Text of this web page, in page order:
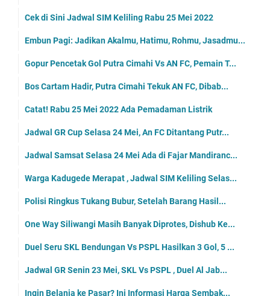
Cek di Sini Jadwal SIM Keliling Rabu 25 Mei 2022
Embun Pagi: Jadikan Akalmu, Hatimu, Rohmu, Jasadmu...
Gopur Pencetak Gol Putra Cimahi Vs AN FC, Pemain T...
Bos Cartam Hadir, Putra Cimahi Tekuk AN FC, Dibab...
Catat! Rabu 25 Mei 2022 Ada Pemadaman Listrik
Jadwal GR Cup Selasa 24 Mei, An FC Ditantang Putr...
Jadwal Samsat Selasa 24 Mei Ada di Fajar Mandiranc...
Warga Kadugede Merapat , Jadwal SIM Keliling Selas...
Polisi Ringkus Tukang Bubur, Setelah Barang Hasil...
One Way Siliwangi Masih Banyak Diprotes, Dishub Ke...
Duel Seru SKL Bendungan Vs PSPL Hasilkan 3 Gol, 5 ...
Jadwal GR Senin 23 Mei, SKL Vs PSPL , Duel Al Jab...
Ingin Belanja ke Pasar? Ini Informasi Harga Sembak...